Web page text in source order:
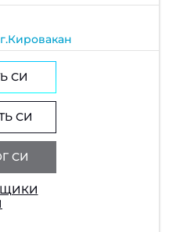
СИ
СИ
СИ